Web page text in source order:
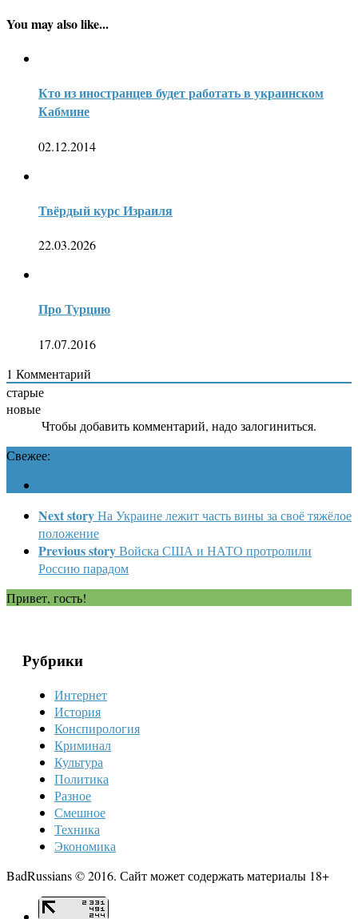
You may also like...
Кто из иностранцев будет работать в украинском
Кабмине
02.12.2014
Твёрдый курс Израиля
22.03.2026
Про Турцию
17.07.2016
1 Комментарий
старые
новые
Чтобы добавить комментарий, надо залогиниться.
Свежее:
Next storyНа Украине лежит часть вины за своё тяжёлое
положение
Previous storyВойска США и НАТО протролили
Россию парадом
Привет, гость!
Рубрики
Интернет
История
Конспирология
Криминал
Культура
Политика
Разное
Смешное
Техника
Экономика
BadRussians © 2016. Сайт может содержать материалы 18+